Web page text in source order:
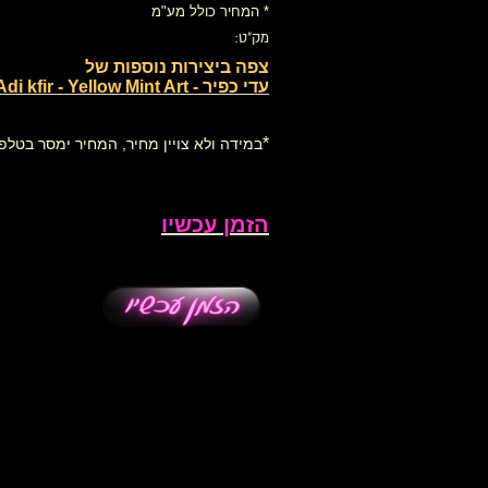
* המחיר כולל מע"מ
מק"ט:
צפה ביצירות נוספות של
עדי כפיר - Adi kfir - Yellow Mint Art
*במידה ולא צויין מחיר, המחיר ימסר
הזמן עכשיו